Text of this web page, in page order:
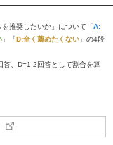
推奨したいか」について「A:
」「D:全く薦めたくない 」の4段
、D=1-2回答として割合を算